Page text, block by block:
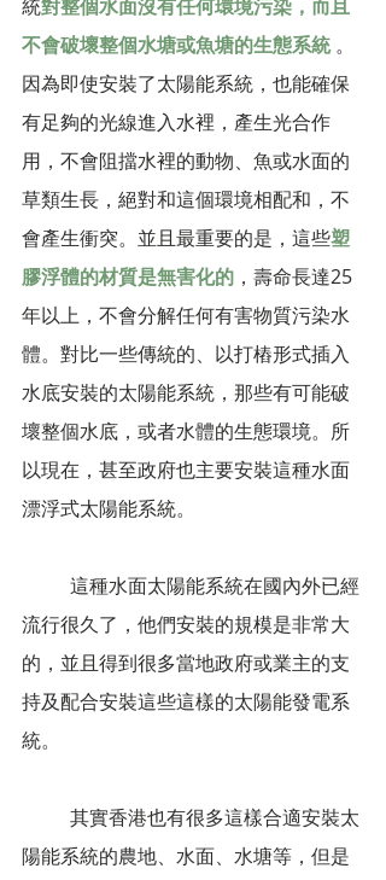
統對整個水面沒有任何環境污染，而且
不會破壞整個水塘或魚塘的生態系統 。
因為即使安裝了太陽能系統，也能確保
有足夠的光線進入水裡，產生光合作
用，不會阻擋水裡的動物、魚或水面的
草類生長，絕對和這個環境相配和，不
會產生衝突。並且最重要的是，這些塑
膠浮體的材質是無害化的 ，壽命長達25
年以上，不會分解任何有害物質污染水
體。對比一些傳統的、以打樁形式插入
水底安裝的太陽能系統，那些有可能破
壞整個水底，或者水體的生態環境。所
以現在，甚至政府也主要安裝這種水面
漂浮式太陽能系統。
流行很久了，他們安裝的規模是非常大
的，並且得到很多當地政府或業主的支
持及配合安裝這些這樣的太陽能發電系
統。
陽能系統的農地、水面、水塘等，但是